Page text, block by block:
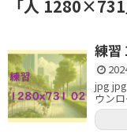
「人 1280×731
練
jpg
ウン